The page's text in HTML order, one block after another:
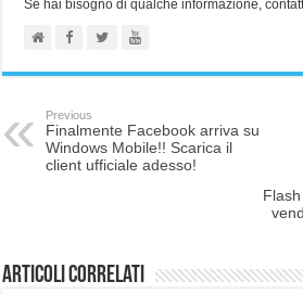
Se hai bisogno di qualche informazione,
Previous
Finalmente Facebook arriva su
Windows Mobile!! Scarica il
client ufficiale adesso!
Articoli correlati